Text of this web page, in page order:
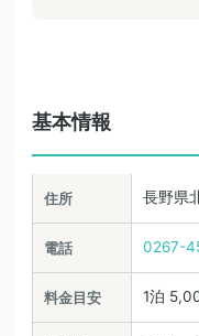
基本情報
住所 長野県
電話 0267-
料金目安 1泊